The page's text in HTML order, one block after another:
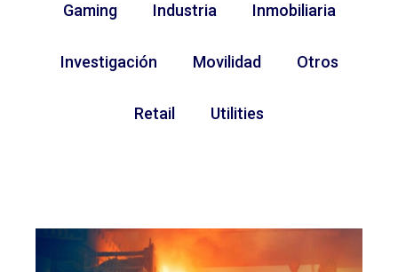
Gaming Industria Inmobiliaria
Investigación Movilidad Otros
Retail Utilities